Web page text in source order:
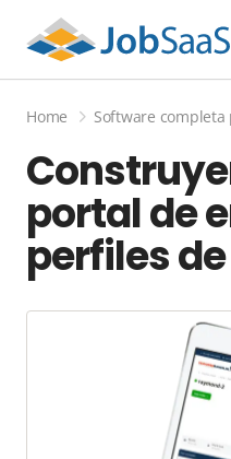
Home Software
portal de
perfiles